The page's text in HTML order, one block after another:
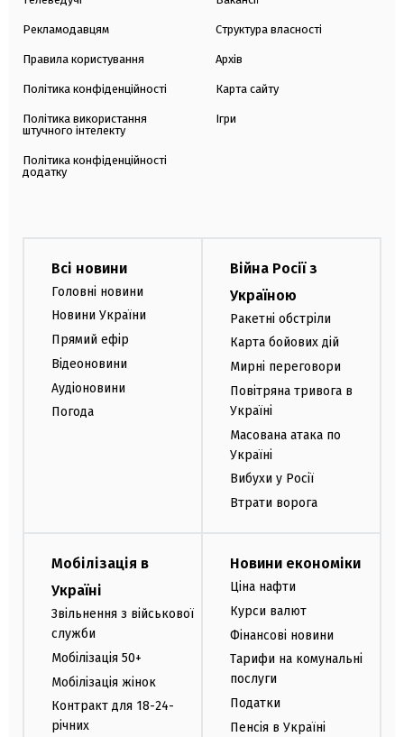
Рекламодавцям
Правила користування
Політика конфіденційності
Політика використання
штучного інтелекту
Політика конфіденційності
додатку
Структура власності
Архів
Карта сайту
Ігри
Всі новини
Головні новини
Новини України
Прямий ефір
Відеоновини
Аудіоновини
Погода
Війна Росії з
Україною
Ракетні обстріли
Карта бойових дій
Мирні переговори
Повітряна тривога в
Україні
Масована атака по
Україні
Вибухи у Росії
Втрати ворога
Мобілізація в
Україні
Звільнення з військової
служби
Мобілізація 50+
Мобілізація жінок
Контракт для 18-24-
річних
Новини економіки
Ціна нафти
Курси валют
Фінансові новини
Тарифи на комунальні
послуги
Податки
Пенсія в Україні